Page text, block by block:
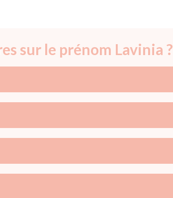
sur le prénom Lavinia ?